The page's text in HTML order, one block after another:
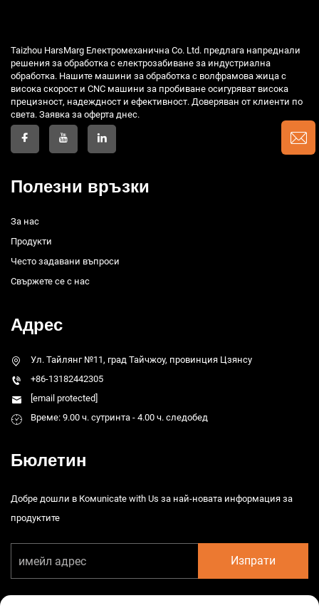
Taizhou HarsMarg Електромеханична Co. Ltd. предлага напреднали
решения за обработка с електрозабиване за индустриална
обработка. Нашите машини за обработка с волфрамова жица с
висока скорост и CNC машини за пробиване осигуряват висока
прецизност, надеждност и ефективност. Доверяван от клиенти по
света. Заявка за оферта днес.
Полезни връзки
За нас
Продукти
Често задавани въпроси
Свържете се с нас
Адрес
Ул. Тайлянг №11, град Тайчжоу, провинция Цзянсу
+86-13182442305
[email protected]
Време: 9.00 ч. сутринта - 4.00 ч. следобед
Бюлетин
Добре дошли в Комunicate with Us за най-новата информация за
продуктите
Изпрати